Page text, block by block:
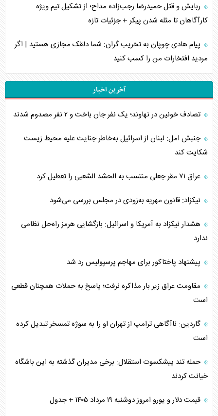
ربایش و قتل حمیدرضا رجب‌زاده مداح؛ از تشکیل تیم ویژه
کارآگاهان تا مثله شدن پیکر + جزئیات تازه
پیام هادی چوپان به تخریب گران: شما دلقک مجازی هستید | اگر
مردید افتخارات من را کسب کنید
آخرین اخبار
تصادف خونین در نهاوند؛ یک نفر جان باخت و ۲ نفر مصدوم شدند
جنبش امل: لبنان از اسرائیل به‌خاطر جنایت علیه محیط زیست
شکایت کند
عراق ۷۱ مقر جعلی منتسب به الحشد الشعبی را تعطیل کرد
نیکزاد: قانون مهریه به‌زودی در مجلس بررسی می‌شود
هشدار نیکزاد به آمریکا و اسرائیل: بازگشایی هرمز راه‌حل نظامی
ندارد
پیشنهاد پاختاکور برای مهاجم پرسپولیس رد شد
مقاومت عراق زیر بار مذاکره نرفت؛ پاسخ به حملات همچنان قطعی
است
گاردین: ناآگاهی ترامپ از تهران او را به سوژه تمسخر تبدیل کرده
است
حمله تند پیشکسوت استقلال: برخی مدیران گذشته به این باشگاه
خیانت کردند
قیمت دلار و یورو امروز دوشنبه ۱۹ مرداد ۱۴۰۵ + جدول